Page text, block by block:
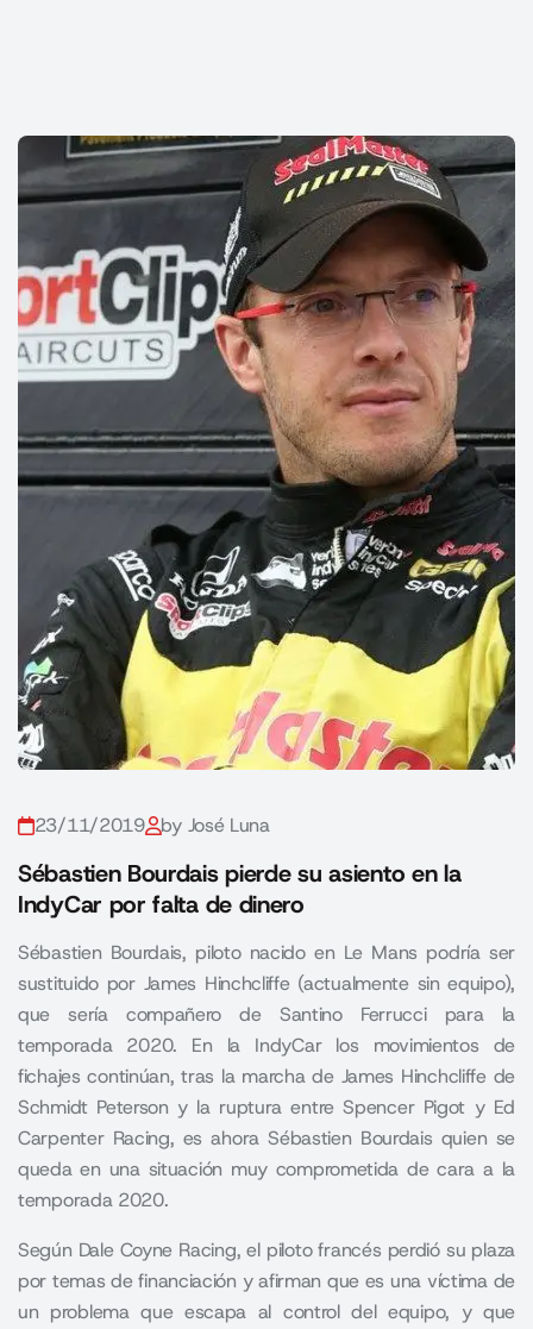
23/11/2019 by José Luna
Sébastien Bourdais pierde su asiento en la
IndyCar por falta de dinero
Sébastien Bourdais, piloto nacido en Le Mans podría ser
sustituido por James Hinchcliffe (actualmente sin equipo),
que sería compañero de Santino Ferrucci para la
temporada 2020. En la IndyCar los movimientos de
fichajes continúan, tras la marcha de James Hinchcliffe de
Schmidt Peterson y la ruptura entre Spencer Pigot y Ed
Carpenter Racing, es ahora Sébastien Bourdais quien se
queda en una situación muy comprometida de cara a la
temporada 2020.
Según Dale Coyne Racing, el piloto francés perdió su plaza
por temas de financiación y afirman que es una víctima de
un problema que escapa al control del equipo, y que